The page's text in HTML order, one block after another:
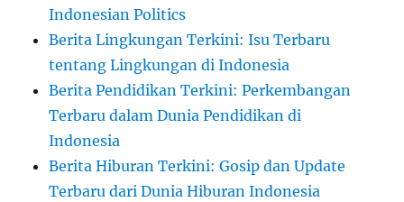
Indonesian Politics
Berita Lingkungan Terkini: Isu Terbaru
tentang Lingkungan di Indonesia
Berita Pendidikan Terkini: Perkembangan
Terbaru dalam Dunia Pendidikan di
Indonesia
Berita Hiburan Terkini: Gosip dan Update
Terbaru dari Dunia Hiburan Indonesia